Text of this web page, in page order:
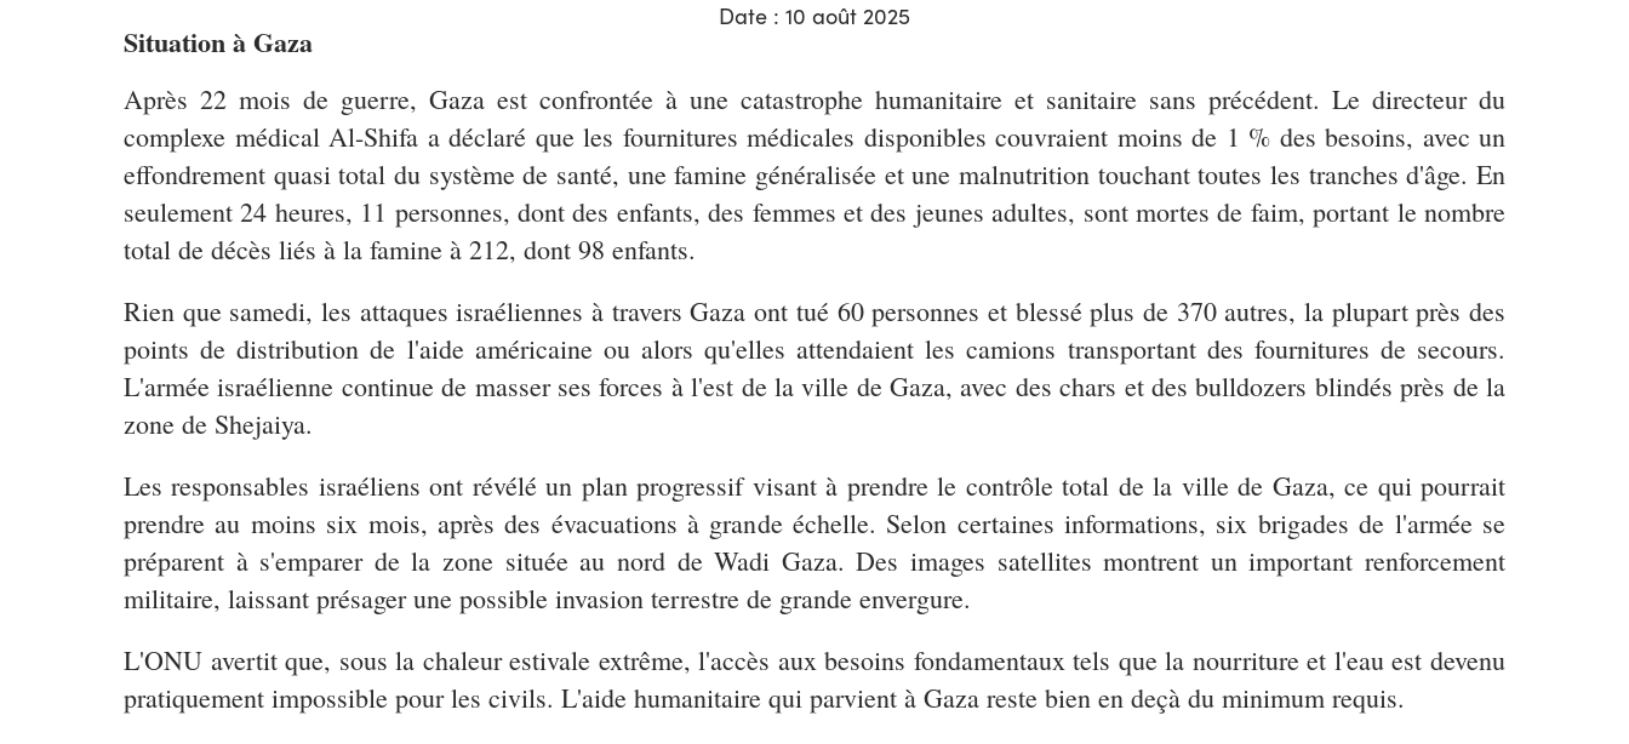
Date : 10 août 2025
Situation à Gaza
Après 22 mois de guerre, Gaza est confrontée à une catastrophe humanitaire et sanitaire sans précédent. Le directeur du
complexe médical Al-Shifa a déclaré que les fournitures médicales disponibles couvraient moins de 1 % des besoins, avec un
effondrement quasi total du système de santé, une famine généralisée et une malnutrition touchant toutes les tranches d'âge. En
seulement 24 heures, 11 personnes, dont des enfants, des femmes et des jeunes adultes, sont mortes de faim, portant le nombre
total de décès liés à la famine à 212, dont 98 enfants.
Rien que samedi, les attaques israéliennes à travers Gaza ont tué 60 personnes et blessé plus de 370 autres, la plupart près des
points de distribution de l'aide américaine ou alors qu'elles attendaient les camions transportant des fournitures de secours.
L'armée israélienne continue de masser ses forces à l'est de la ville de Gaza, avec des chars et des bulldozers blindés près de la
zone de Shejaiya.
Les responsables israéliens ont révélé un plan progressif visant à prendre le contrôle total de la ville de Gaza, ce qui pourrait
prendre au moins six mois, après des évacuations à grande échelle. Selon certaines informations, six brigades de l'armée se
préparent à s'emparer de la zone située au nord de Wadi Gaza. Des images satellites montrent un important renforcement
militaire, laissant présager une possible invasion terrestre de grande envergure.
L'ONU avertit que, sous la chaleur estivale extrême, l'accès aux besoins fondamentaux tels que la nourriture et l'eau est devenu
pratiquement impossible pour les civils. L'aide humanitaire qui parvient à Gaza reste bien en deçà du minimum requis.